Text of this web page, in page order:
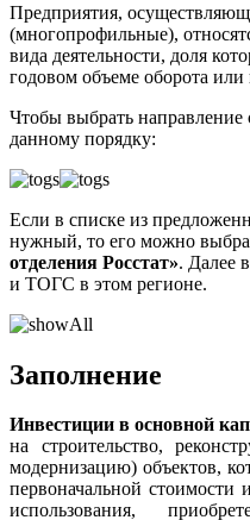
Предприятия,
(многопрофильные),
вида деятельности, доля
годовом объеме оборота
Чтобы выбрать направление
данному порядку:
Если в списке из
нужный, то его можно
отделения Росстат». Далее
и ТОГС в этом регионе.
Заполнение
Инвестиции в основной
на строительство,
модернизацию) объектов,
первоначальной
использования,